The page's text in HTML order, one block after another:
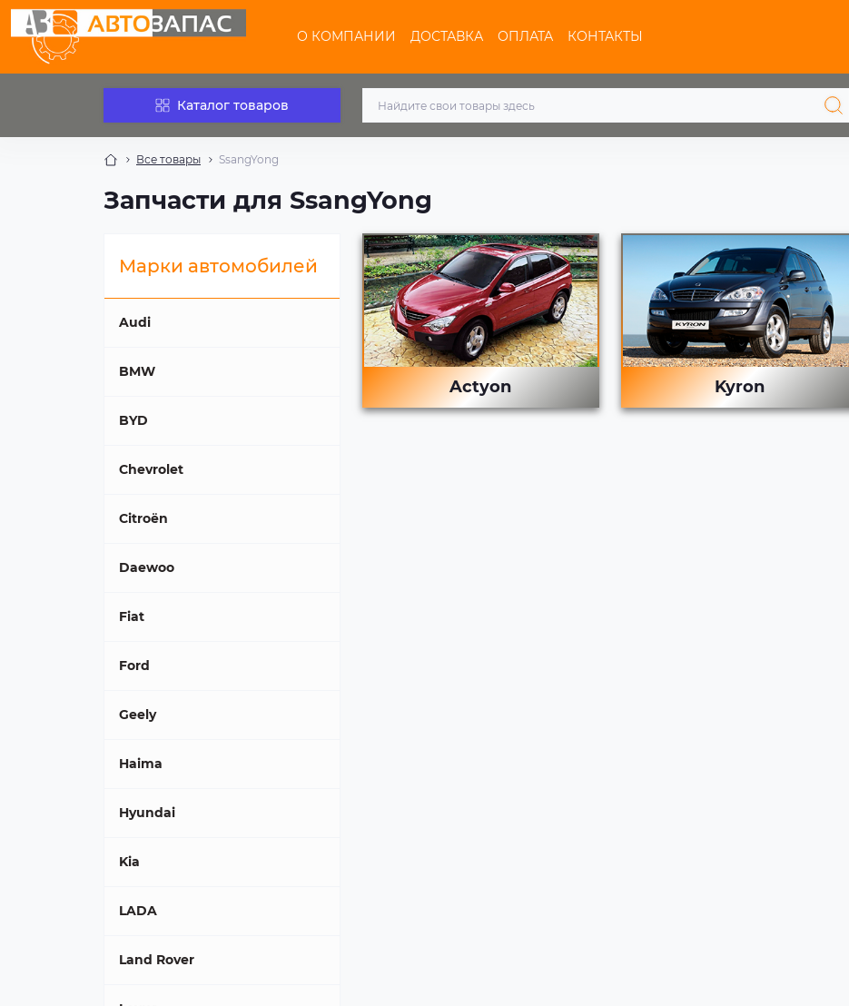
О КОМПАНИИ ДОСТАВКА ОПЛАТА КОНТАКТЫ
Каталог товаров
Все товары SsangYong
Запчасти для SsangYong
Марки автомобилей
Audi
BMW
BYD
Chevrolet
Citroën
Daewoo
Fiat
Ford
Geely
Haima
Hyundai
Kia
LADA
Land Rover
Actyon Kyron